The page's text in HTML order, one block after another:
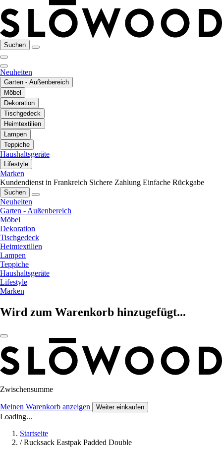
Suchen
Neuheiten
Garten - Außenbereich
Möbel
Dekoration
Tischgedeck
Heimtextilien
Lampen
Teppiche
Haushaltsgeräte
Lifestyle
Marken
Kundendienst in Frankreich Sichere Zahlung Einfache Rückgabe
Suchen
Neuheiten
Garten - Außenbereich
Möbel
Dekoration
Tischgedeck
Heimtextilien
Lampen
Teppiche
Haushaltsgeräte
Lifestyle
Marken
Wird zum Warenkorb hinzugefügt...
Zwischensumme
Meinen Warenkorb anzeigen Weiter einkaufen
Loading...
Startseite
/ Rucksack Eastpak Padded Double